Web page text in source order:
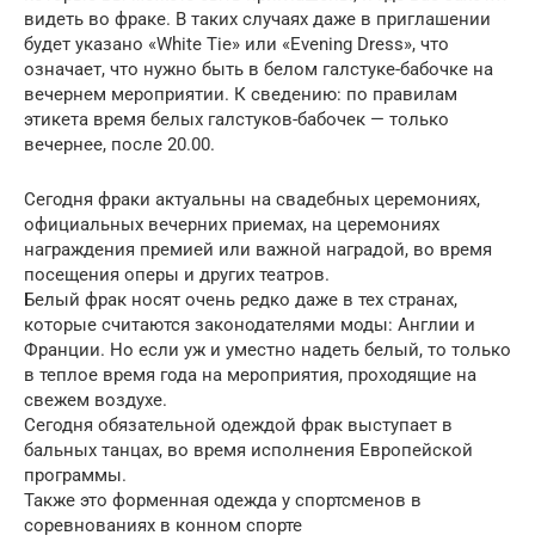
видеть во фраке. В таких случаях даже в приглашении
будет указано «White Tie» или «Evening Dress», что
означает, что нужно быть в белом галстуке-бабочке на
вечернем мероприятии. К сведению: по правилам
этикета время белых галстуков-бабочек — только
вечернее, после 20.00.
Сегодня фраки актуальны на свадебных церемониях,
официальных вечерних приемах, на церемониях
награждения премией или важной наградой, во время
посещения оперы и других театров.
Белый фрак носят очень редко даже в тех странах,
которые считаются законодателями моды: Англии и
Франции. Но если уж и уместно надеть белый, то только
в теплое время года на мероприятия, проходящие на
свежем воздухе.
Сегодня обязательной одеждой фрак выступает в
бальных танцах, во время исполнения Европейской
программы.
Также это форменная одежда у спортсменов в
соревнованиях в конном спорте